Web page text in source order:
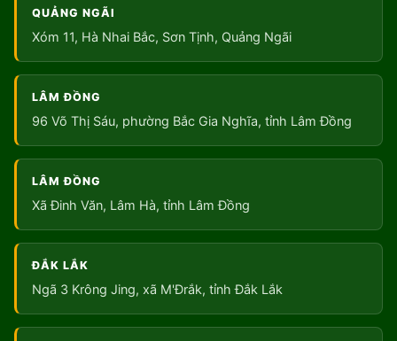
QUẢNG NGÃI
Xóm 11, Hà Nhai Bắc, Sơn Tịnh, Quảng Ngãi
LÂM ĐỒNG
96 Võ Thị Sáu, phường Bắc Gia Nghĩa, tỉnh Lâm Đồng
LÂM ĐỒNG
Xã Đinh Văn, Lâm Hà, tỉnh Lâm Đồng
ĐẮK LẮK
Ngã 3 Krông Jing, xã M'Đrắk, tỉnh Đắk Lắk